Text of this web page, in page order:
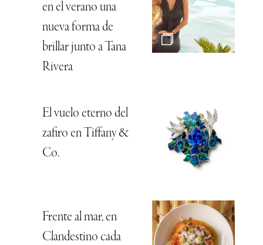
en el verano una
nueva forma de
brillar junto a Tana
Rivera
El vuelo eterno del
zafiro en Tiffany &
Co.
Frente al mar, en
Clandestino cada